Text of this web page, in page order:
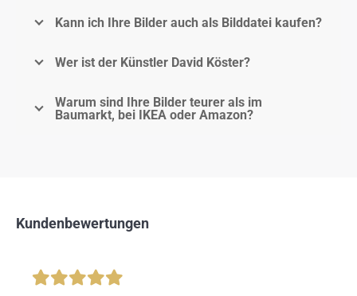
Kann ich Ihre Bilder auch als Bilddatei kaufen?
Wer ist der Künstler David Köster?
Warum sind Ihre Bilder teurer als im
Baumarkt, bei IKEA oder Amazon?
Kundenbewertungen